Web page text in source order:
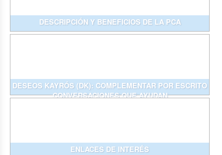
DESCRIPCIÓN Y BENEFICIOS DE LA PCA
DESEOS KAYRÓS (DK): COMPLEMENTAR POR ESCRITO
CONVERSACIONES QUE AYUDAN
ENLACES DE INTERÉS